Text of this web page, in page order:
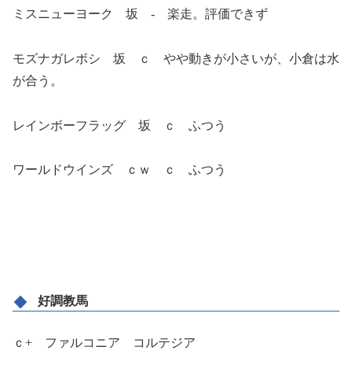
ミスニューヨーク 坂 - 楽走。評価できず
モズナガレボシ 坂 ｃ やや動きが小さいが、小倉は水
が合う。
レインボーフラッグ 坂 ｃ ふつう
ワールドウインズ ｃｗ ｃ ふつう
好調教馬
ｃ+ ファルコニア コルテジア